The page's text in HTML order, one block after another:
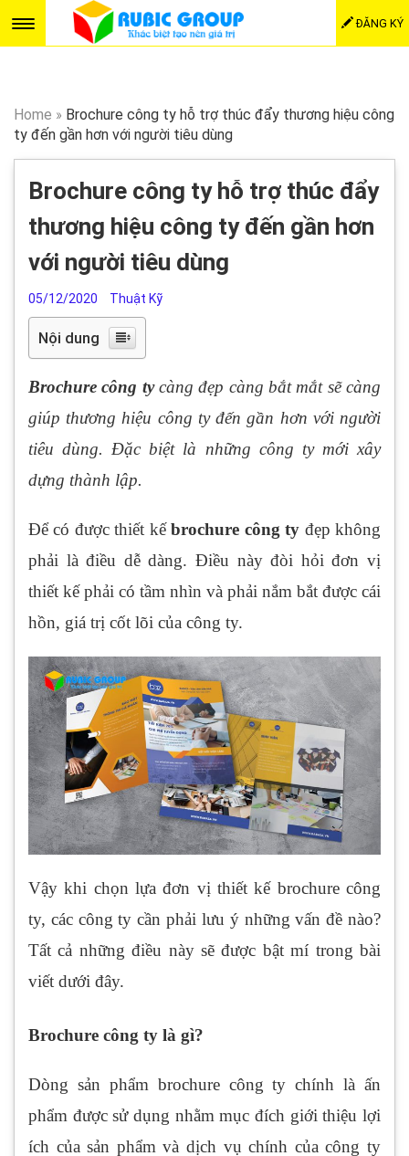
ĐĂNG KÝ
Home » Brochure công ty hỗ trợ thúc đẩy thương hiệu công
ty đến gần hơn với người tiêu dùng
Brochure công ty hỗ trợ thúc đẩy
thương hiệu công ty đến gần hơn
với người tiêu dùng
05/12/2020 Thuật Kỹ
Nội dung
Brochure công tycàng đẹp càng bắt mắt sẽ càng
giúp thương hiệu công ty đến gần hơn với người
tiêu dùng. Đặc biệt là những công ty mới xây
dựng thành lập.
Để có được thiết kếbrochure công ty đẹp không
phải là điều dễ dàng. Điều này đòi hỏi đơn vị
thiết kế phải có tầm nhìn và phải nắm bắt được cái
hồn, giá trị cốt lõi của công ty.
Vậy khi chọn lựa đơn vị thiết kế brochure công
ty, các công ty cần phải lưu ý những vấn đề nào?
Tất cả những điều này sẽ được bật mí trong bài
viết dưới đây.
Brochure công ty là gì?
Dòng sản phẩm brochure công ty chính là ấn
phẩm được sử dụng nhằm mục đích giới thiệu lợi
ích của sản phẩm và dịch vụ chính của công ty